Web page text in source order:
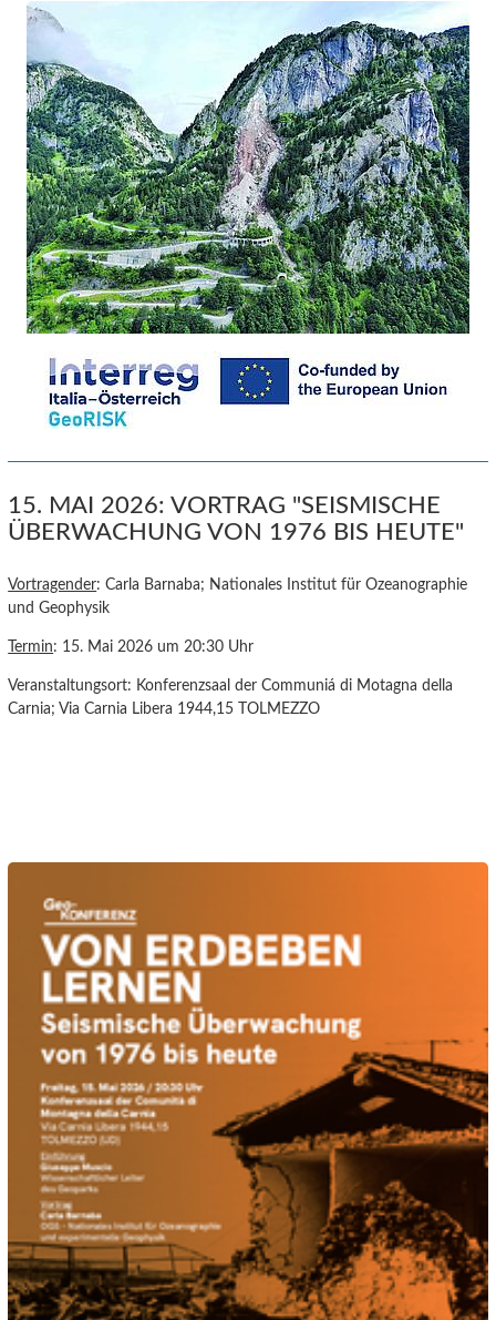
15. MAI 2026: VORTRAG "SEISMISCHE
ÜBERWACHUNG VON 1976 BIS HEUTE"
Vortragender: Carla Barnaba; Nationales Institut für Ozeanographie
und Geophysik
Termin: 15. Mai 2026 um 20:30 Uhr
Veranstaltungsort: Konferenzsaal der Communiá di Motagna della
Carnia; Via Carnia Libera 1944,15 TOLMEZZO